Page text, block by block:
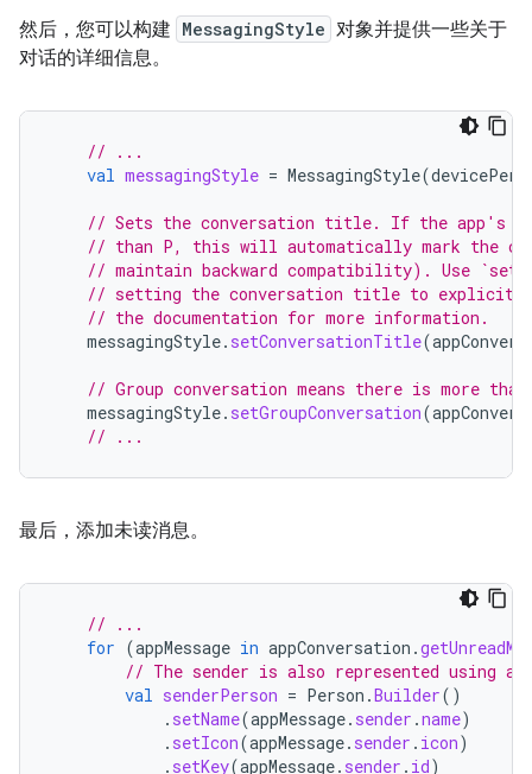
然后，您可以构建 MessagingStyle 对象并提供一些关于
对话的详细信息。
// ...
val messagingStyle = MessagingStyle(
// Sets the conversation title. If the app's
// than P, this will automatically mark the
// maintain backward compatibility). Use
// setting the conversation title to explicitly
// the documentation for more information.
messagingStyle. setConversationTitle(
// Group conversation means there is more
messagingStyle. setGroupConversation(
// ...
最后，添加未读消息。
// ...
for (appMessage in appConversation .
// The sender is also represented using a
val senderPerson = Person .Builder()
. setName(appMessage. sender .name)
. setIcon(appMessage. sender . icon)
. setKey(appMessage. sender . id)